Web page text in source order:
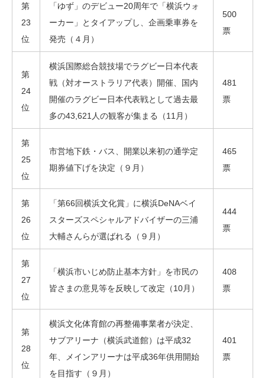
第
23
位
「ゆず」のデビュー20周年で「横浜ウォ
ーカー」とタイアップし、企画乗車券を
発売（４月）
500
票
第
24
位
横浜国際総合競技場でラグビー日本代表
戦（対オーストラリア代表）開催、国内
開催のラグビー日本代表戦として過去最
多の43,621人の観客が集まる（11月）
481
票
第
25
位
市営地下鉄・バス、開業以来初の通学定
期券値下げを決定（９月）
465
票
第
26
位
「第66回横浜文化賞」に横浜DeNAベイ
スターズスペシャルアドバイザーの三浦
大輔さんらが選ばれる（９月）
444
票
第
27
位
「横浜市いじめ防止基本方針」を市民の
皆さまの意見等を反映して改定（10月）
408
票
第
28
位
横浜文化体育館の再整備事業者が決定、
サブアリーナ（横浜武道館）は平成32
年、メインアリーナは平成36年供用開始
を目指す（９月）
401
票